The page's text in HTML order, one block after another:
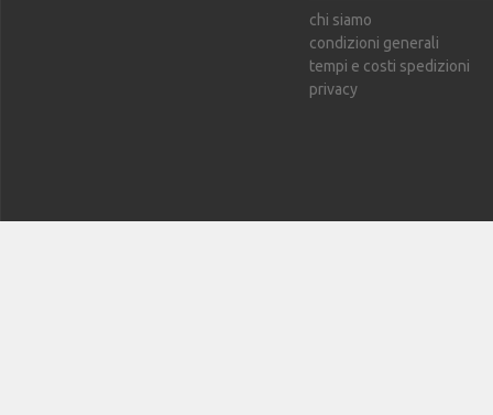
chi siamo
condizioni generali
tempi e costi spedizioni
privacy